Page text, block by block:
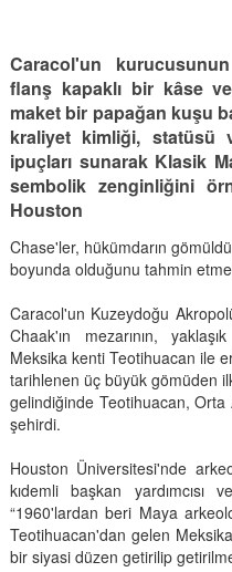
Caracol'un
flanş kapaklı bir kâse
maket bir papağan kuşu
kraliyet kimliği, statüsü
ipuçları sunarak Klasik
sembolik zenginliğini
Houston
Chase'ler, hükümdarın
boyunda olduğunu tahmin
Caracol'un Kuzeydoğu
Chaak'ın mezarının,
Meksika kenti Teotihuacan ile
tarihlenen üç büyük gömüden
gelindiğinde Teotihuacan,
şehirdi.
Houston Üniversitesi'nde
kıdemli başkan
“1960'lardan beri Maya
Teotihuacan'dan gelen
bir siyasi düzen getirilip